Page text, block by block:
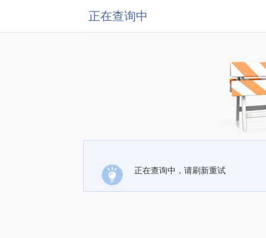
正在查询中
正在查询中，请刷新重试